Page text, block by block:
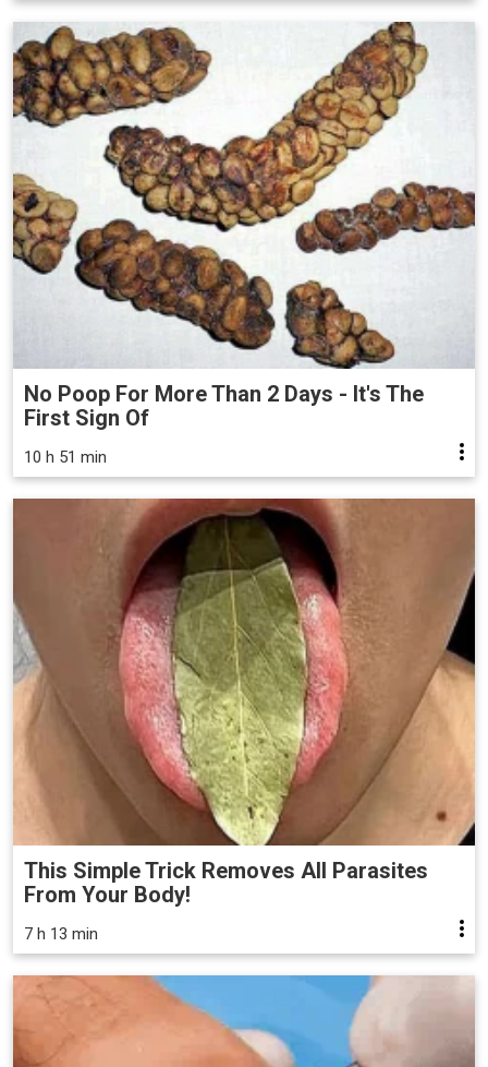
No Poop For More Than 2 Days - It's The
First Sign Of
10 h 51 min
This Simple Trick Removes All Parasites
From Your Body!
7 h 13 min